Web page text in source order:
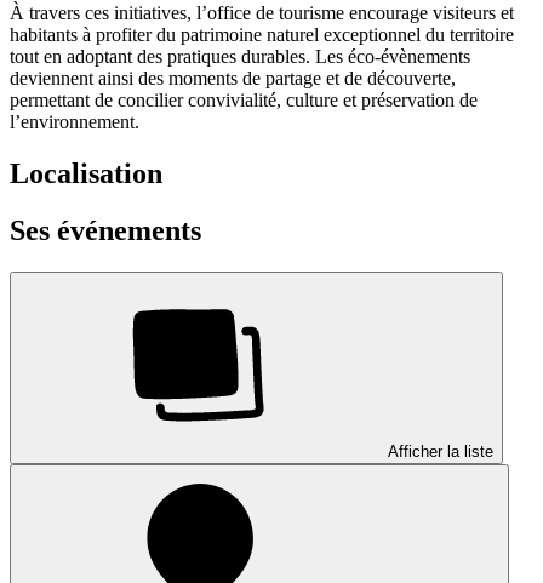
À travers ces initiatives, l’office de tourisme encourage visiteurs et
habitants à profiter du patrimoine naturel exceptionnel du territoire
tout en adoptant des pratiques durables. Les éco-évènements
deviennent ainsi des moments de partage et de découverte,
permettant de concilier convivialité, culture et préservation de
l’environnement.
Localisation
Ses événements
Afficher la liste